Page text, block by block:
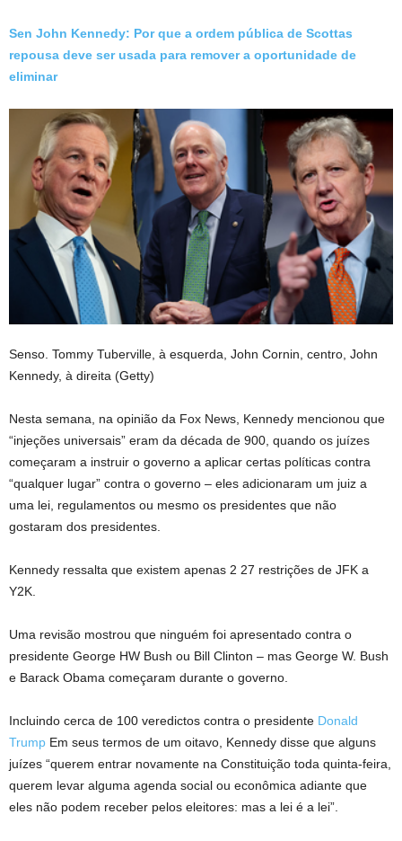
Sen John Kennedy: Por que a ordem pública de Scottas
repousa deve ser usada para remover a oportunidade de
eliminar
Senso. Tommy Tuberville, à esquerda, John Cornin, centro, John
Kennedy, à direita (Getty)
Nesta semana, na opinião da Fox News, Kennedy mencionou que
“injeções universais” eram da década de 900, quando os juízes
começaram a instruir o governo a aplicar certas políticas contra
“qualquer lugar” contra o governo – eles adicionaram um juiz a
uma lei, regulamentos ou mesmo os presidentes que não
gostaram dos presidentes.
Kennedy ressalta que existem apenas 2 27 restrições de JFK a
Y2K.
Uma revisão mostrou que ninguém foi apresentado contra o
presidente George HW Bush ou Bill Clinton – mas George W. Bush
e Barack Obama começaram durante o governo.
Incluindo cerca de 100 veredictos contra o presidente Donald
Trump Em seus termos de um oitavo, Kennedy disse que alguns
juízes “querem entrar novamente na Constituição toda quinta-feira,
querem levar alguma agenda social ou econômica adiante que
eles não podem receber pelos eleitores: mas a lei é a lei”.